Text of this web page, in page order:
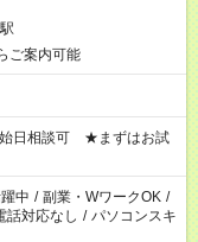
案内可能
始日相談可 ★まずはお試
中 / 副業・WワークOK /
話対応なし / パソコンスキ